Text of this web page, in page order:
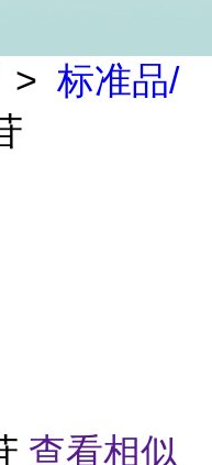
> 标准品/
查看相似